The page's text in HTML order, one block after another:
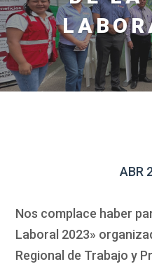
ABR
Nos complace haber
Laboral 2023»
Regional de Trabajo y